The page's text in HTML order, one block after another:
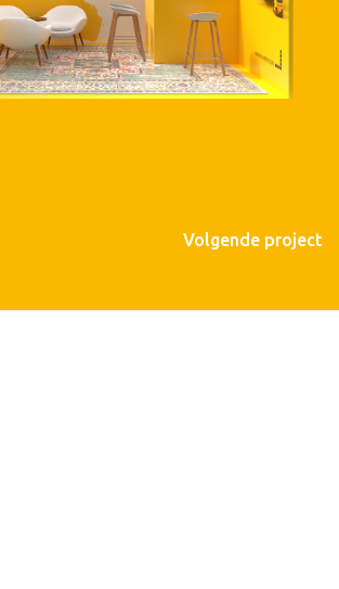
Volgende project